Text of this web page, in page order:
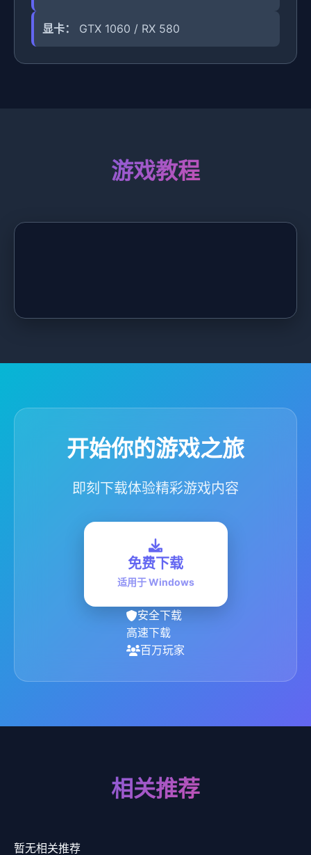
显卡： GTX 1060 / RX 580
游戏教程
开始你的游戏之旅
即刻下载体验精彩游戏内容
免费下载
适用于 Windows
安全下载
高速下载
百万玩家
相关推荐
暂无相关推荐